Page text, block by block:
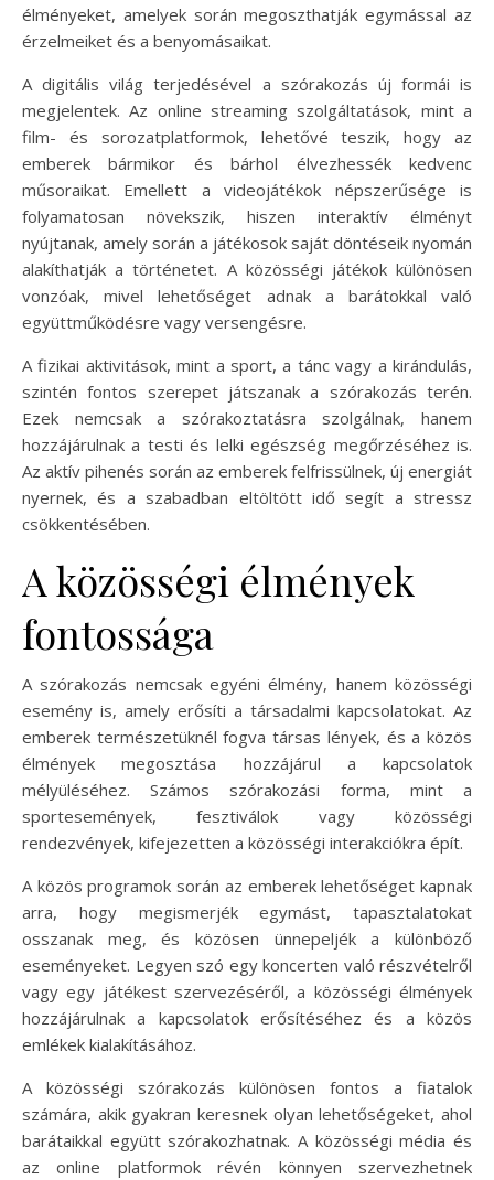
élményeket, amelyek során megoszthatják egymással az
érzelmeiket és a benyomásaikat.
A digitális világ terjedésével a szórakozás új formái is
megjelentek. Az online streaming szolgáltatások, mint a
film- és sorozatplatformok, lehetővé teszik, hogy az
emberek bármikor és bárhol élvezhessék kedvenc
műsoraikat. Emellett a videojátékok népszerűsége is
folyamatosan növekszik, hiszen interaktív élményt
nyújtanak, amely során a játékosok saját döntéseik nyomán
alakíthatják a történetet. A közösségi játékok különösen
vonzóak, mivel lehetőséget adnak a barátokkal való
együttműködésre vagy versengésre.
A fizikai aktivitások, mint a sport, a tánc vagy a kirándulás,
szintén fontos szerepet játszanak a szórakozás terén.
Ezek nemcsak a szórakoztatásra szolgálnak, hanem
hozzájárulnak a testi és lelki egészség megőrzéséhez is.
Az aktív pihenés során az emberek felfrissülnek, új energiát
nyernek, és a szabadban eltöltött idő segít a stressz
csökkentésében.
A közösségi élmények
fontossága
A szórakozás nemcsak egyéni élmény, hanem közösségi
esemény is, amely erősíti a társadalmi kapcsolatokat. Az
emberek természetüknél fogva társas lények, és a közös
élmények megosztása hozzájárul a kapcsolatok
mélyüléséhez. Számos szórakozási forma, mint a
sportesemények, fesztiválok vagy közösségi
rendezvények, kifejezetten a közösségi interakciókra épít.
A közös programok során az emberek lehetőséget kapnak
arra, hogy megismerjék egymást, tapasztalatokat
osszanak meg, és közösen ünnepeljék a különböző
eseményeket. Legyen szó egy koncerten való részvételről
vagy egy játékest szervezéséről, a közösségi élmények
hozzájárulnak a kapcsolatok erősítéséhez és a közös
emlékek kialakításához.
A közösségi szórakozás különösen fontos a fiatalok
számára, akik gyakran keresnek olyan lehetőségeket, ahol
barátaikkal együtt szórakozhatnak. A közösségi média és
az online platformok révén könnyen szervezhetnek